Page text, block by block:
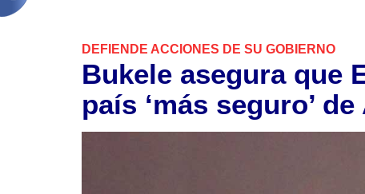
DEFIENDE ACCIONES DE SU GOBIERNO
Bukele asegura que
país ‘más seguro’